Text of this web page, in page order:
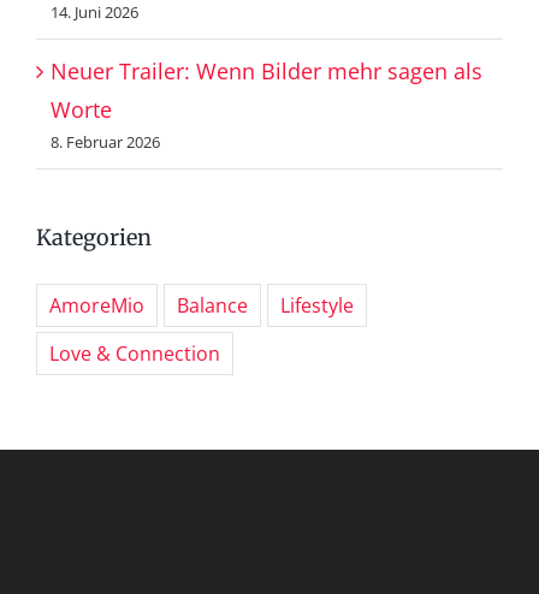
14. Juni 2026
Neuer Trailer: Wenn Bilder mehr sagen als
Worte
8. Februar 2026
Kategorien
AmoreMio Balance
Lifestyle
Love & Connection